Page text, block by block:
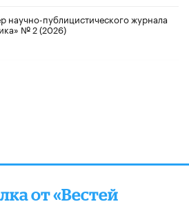
научно-публицистического журнала
№ 2 (2026)
от «Вестей